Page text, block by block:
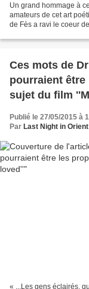
Un grand hommage à
amateurs de cet art
de Fès a ravi le coeur
Ces mots de
pourraient être
sujet du film
Publié le 27/05/2015 à
Par Last Night in Orient
« ...Les gens éclairés,